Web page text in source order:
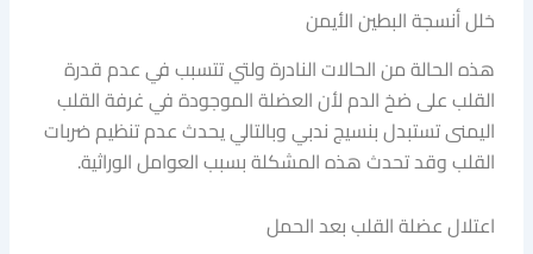
خلل أنسجة البطين الأيمن
هذه الحالة من الحالات النادرة ولتي تتسبب في عدم قدرة
القلب على ضخ الدم لأن العضلة الموجودة في غرفة القلب
اليمنى تستبدل بنسيج ندبي وبالتالي يحدث عدم تنظيم ضربات
القلب وقد تحدث هذه المشكلة بسبب العوامل الوراثية.
اعتلال عضلة القلب بعد الحمل